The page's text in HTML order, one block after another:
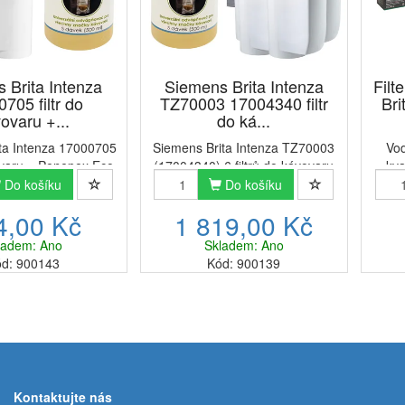
Brita Intenza
filtr do
+...
Intenza 17000705
+ Penepex Eco
odvápňovač 500
spojuje originální
Brita Intenza, který
vody, a český
odvápň...
Do košíku
Kč
Ano
900143
Siemens Brita Intenza
TZ70003 17004340 filtr
do ká...
Siemens Brita Intenza TZ70003
(17004340) 6 filtrů do kávovaru
+ Penepex Eco univerzální
odvápňovač 500 mlChcete, aby
vaše ranní espresso chutnalo i
po letech stejně skvěle jako první
den? Tato sada ob...
Do košíku
1 819,00 Kč
Skladem: Ano
Kód: 900139
Kontaktujte nás